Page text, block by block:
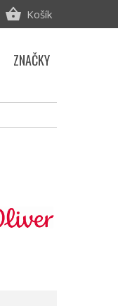
Košík
ZNAČKY